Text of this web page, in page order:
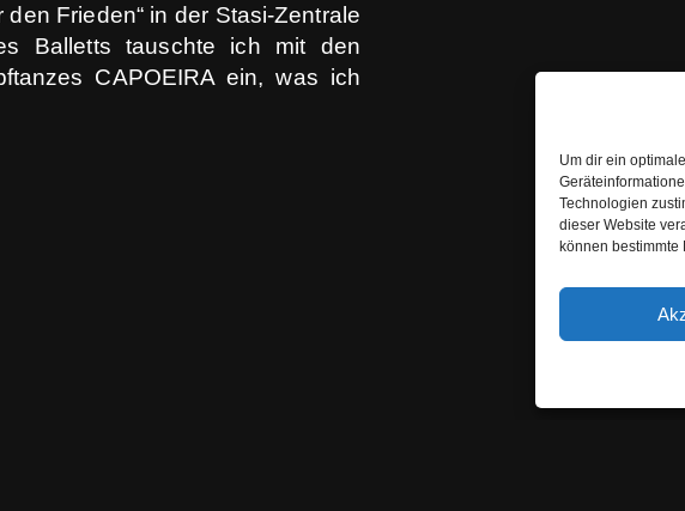
Um dir ein
Technologien
dieser Website
können
Frieden“ in der Stasi-Zentrale
Balletts tauschte ich mit den
CAPOEIRA ein, was ich